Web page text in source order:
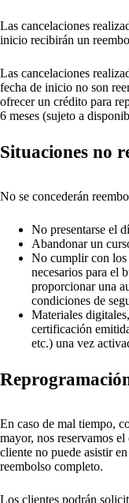
Las cancelaciones
inicio recibirán un
Las cancelaciones
fecha de inicio no son
ofrecer un crédito para
6 meses (sujeto a
Situaciones no
No se concederán
No presentarse el
Abandonar un
No cumplir con los
necesarios para el
proporcionar una
condiciones de
Materiales
certificación
etc.) una vez
En caso de mal tiempo,
mayor, nos reservamos
cliente no puede asistir
reembolso completo.
Los clientes podrán